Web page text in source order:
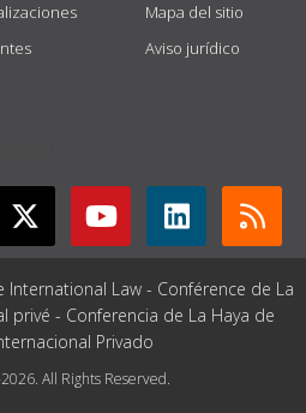
Mapa del sitio
Aviso jurídico
International Law - Conférence de La
privé - Conferencia de La Haya de
Privado
All Rights Reserved.